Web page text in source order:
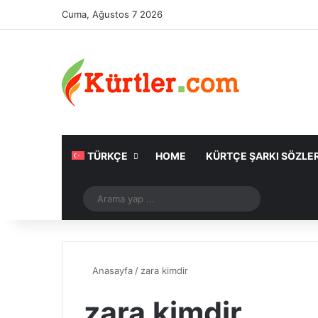
Cuma, Ağustos 7 2026
TÜRKÇE HOME KÜRTÇE ŞARKI
Rastgele Makale
yap
Anasayfa / zara kimdir